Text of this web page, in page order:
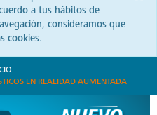
a tus hábitos de
consideramos que
cookies.
EN REALIDAD AUMENTADA